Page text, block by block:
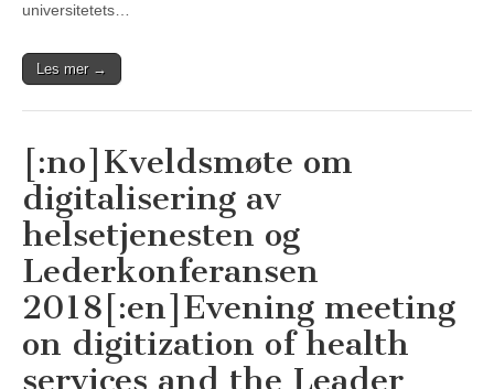
universitetets…
Les mer →
[:no]Kveldsmøte om
digitalisering av
helsetjenesten og
Lederkonferansen
2018[:en]Evening meeting
on digitization of health
services and the Leader